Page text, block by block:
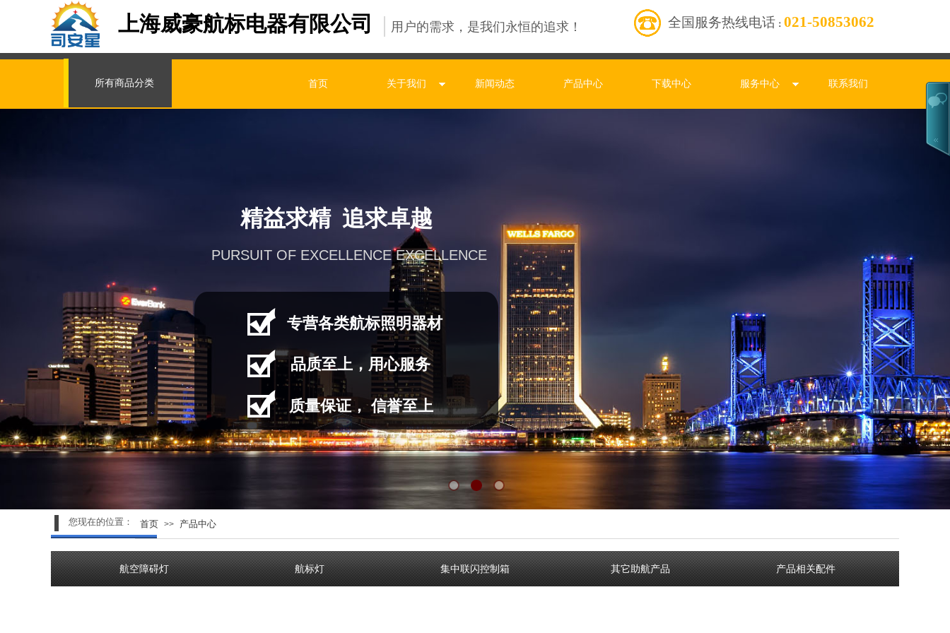
上海威豪航标电器有限公司 全国服务热线电话 ： 021-50853062
用户的需求，是我们永恒的追求！
所有商品分类 首页 关于我们 新闻动态 产品中心 下载中心 服务中心 联系我们
精益求精 追求卓越
PURSUIT OF EXCELLENCE EXCELLENCE
专营各类航标照明器材
品质至上，用心服务
质量保证， 信誉至上
您现在的位置： 首页 >> 产品中心
航空障碍灯 航标灯 集中联闪控制箱 其它助航产品 产品相关配件